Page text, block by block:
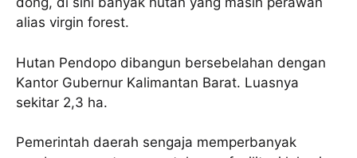
alias virgin forest.
Hutan Pendopo dibangun bersebelahan dengan
Kantor Gubernur Kalimantan Barat. Luasnya
sekitar 2,3 ha.
Pemerintah daerah sengaja memperbanyak